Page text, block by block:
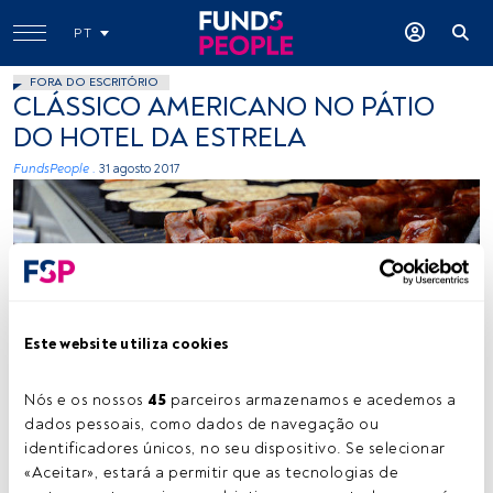
Este website utiliza cookies
Nós e os nossos 45 parceiros armazenamos e acedemos a
dados pessoais, como dados de navegação ou
identificadores únicos, no seu dispositivo. Se selecionar
«Aceitar», estará a permitir que as tecnologias de
PT
FORA DO ESCRITÓRIO
CLÁSSICO AMERICANO NO PÁTIO
DO HOTEL DA ESTRELA
FundsPeople . 31 agosto 2017
Tempo de leitura:1 min.